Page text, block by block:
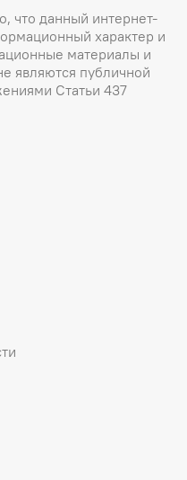
что данный интернет-
характер и
материалы и
являются публичной
Статьи 437